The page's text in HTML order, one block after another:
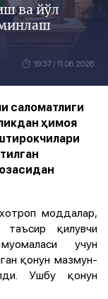
ва йўл
19:37 / 11.06.2026
саломатлиги
ҳимоя
моддалар,
таъсир қилувчи
учун
қонун мазмун-
Ушбу қонун